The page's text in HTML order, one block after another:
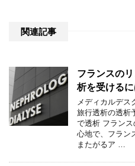
関連記事
フランスの
析を受けるに
メディカルデス
旅行透析の透析
で透析 フラン
心地で、フラン
またがるア …